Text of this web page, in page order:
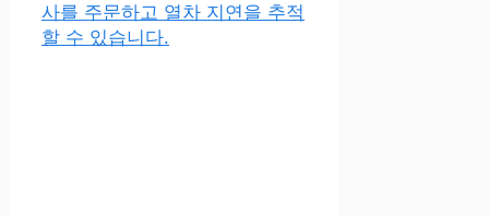
사를 주문하고 열차 지연을 추적
할 수 있습니다.